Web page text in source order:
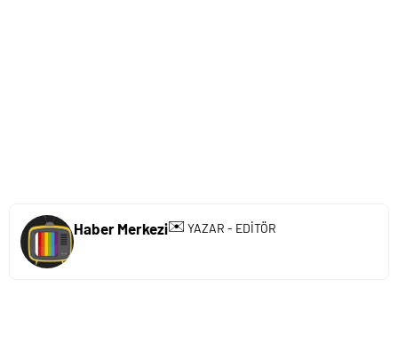
Haber Merkezi✉️ YAZAR - EDİTÖR